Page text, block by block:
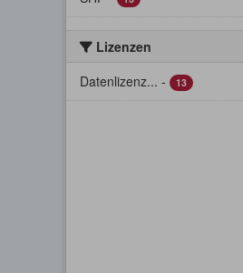
Lizenzen
Datenlizenz... - 13